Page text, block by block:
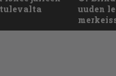
tulevalta
uuden